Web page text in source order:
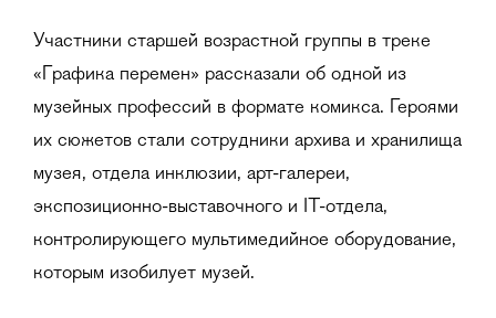
Участники старшей возрастной группы в треке
«Графика перемен» рассказали об одной из
музейных профессий в формате комикса. Героями
их сюжетов стали сотрудники архива и хранилища
музея, отдела инклюзии, арт-галереи,
экспозиционно-выставочного и IT-отдела,
контролирующего мультимедийное оборудование,
которым изобилует музей.